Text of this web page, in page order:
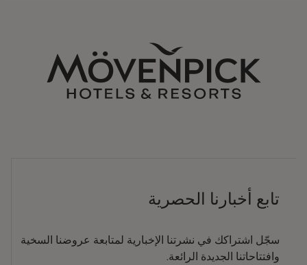
تابع أخبارنا الحصرية
سجّل اشتراكك في نشرتنا الإخبارية لمتابعة عروضنا السخية
وافتتاحاتنا الجديدة الرائعة.